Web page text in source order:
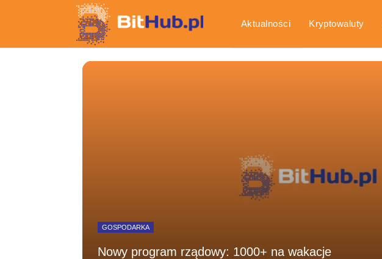
Aktualności Kryptowaluty
GOSPODARKA
Nowy program rządowy: 1000+ na wakacje